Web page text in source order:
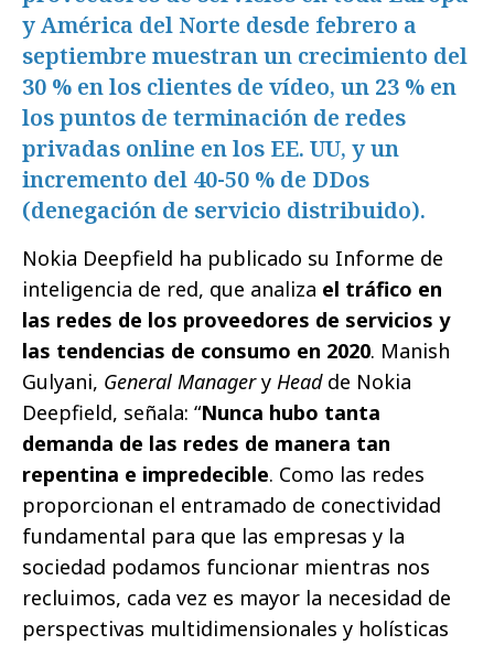
y América del Norte desde febrero a
septiembre muestran un crecimiento del
30 % en los clientes de vídeo, un 23 % en
los puntos de terminación de redes
privadas online en los EE. UU, y un
incremento del 40-50 % de DDos
(denegación de servicio distribuido).
Nokia Deepfield ha publicado su Informe de
inteligencia de red, que analiza el tráfico en
las redes de los proveedores de servicios y
las tendencias de consumo en 2020. Manish
Gulyani, General Managery Headde Nokia
Deepfield, señala: “Nunca hubo tanta
demanda de las redes de manera tan
repentina e impredecible. Como las redes
proporcionan el entramado de conectividad
fundamental para que las empresas y la
sociedad podamos funcionar mientras nos
recluimos, cada vez es mayor la necesidad de
perspectivas multidimensionales y holísticas